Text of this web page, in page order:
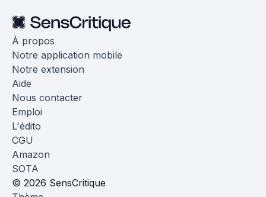
À propos
Notre application mobile
Notre extension
Aide
Nous contacter
Emploi
L'édito
CGU
Amazon
SOTA
© 2026 SensCritique